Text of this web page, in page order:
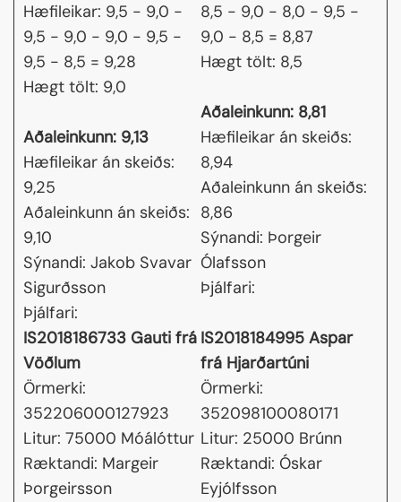
Hæfileikar: 9,5 - 9,0 -
9,5 - 9,0 - 9,0 - 9,5 -
9,5 - 8,5 = 9,28
Hægt tölt: 9,0
Aðaleinkunn: 9,13
Hæfileikar án skeiðs:
9,25
Aðaleinkunn án skeiðs:
9,10
Sýnandi: Jakob Svavar
Sigurðsson
Þjálfari:
8,5 - 9,0 - 8,0 - 9,5 -
9,0 - 8,5 = 8,87
Hægt tölt: 8,5
Aðaleinkunn: 8,81
Hæfileikar án skeiðs:
8,94
Aðaleinkunn án skeiðs:
8,86
Sýnandi: Þorgeir
Ólafsson
Þjálfari:
IS2018186733 Gauti frá
Vöðlum
Örmerki:
352206000127923
Litur: 75000 Móálóttur
Ræktandi: Margeir
Þorgeirsson
IS2018184995 Aspar
frá Hjarðartúni
Örmerki:
352098100080171
Litur: 25000 Brúnn
Ræktandi: Óskar
Eyjólfsson